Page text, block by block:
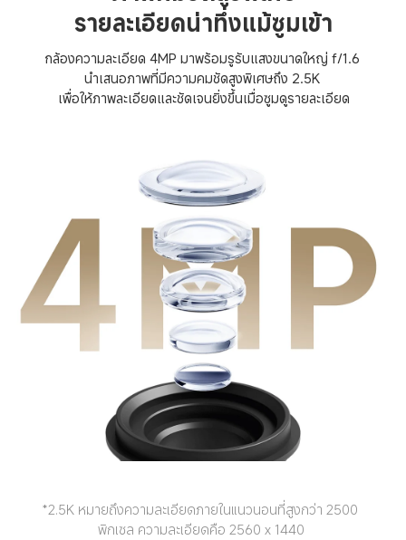
รายละเอียดน่าทึ่งแม้ซูมเข้า
กล้องความละเอียด 4MP มาพร้อมรูรับแสงขนาดใหญ่ f/1.6
นำเสนอภาพที่มีความคมชัดสูงพิเศษถึง 2.5K
เพื่อให้ภาพละเอียดและชัดเจนยิ่งขึ้นเมื่อซูมดูรายละเอียด
*2.5K หมายถึงความละเอียดภายในแนวนอนที่สูงกว่า 2500
พิกเซล ความละเอียดคือ 2560 x 1440